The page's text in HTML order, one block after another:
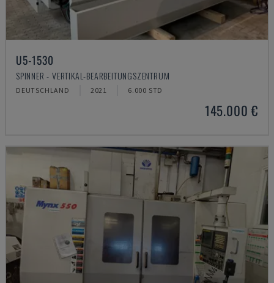
U5-1530
SPINNER - VERTIKAL-BEARBEITUNGSZENTRUM
DEUTSCHLAND 2021 6.000 STD
145.000 €